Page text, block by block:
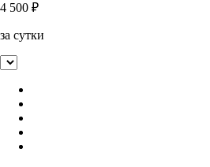
4 500 ₽
за сутки